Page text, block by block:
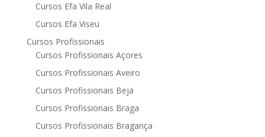
Cursos Efa Vila Real
Cursos Efa Viseu
Cursos Profissionais
Cursos Profissionais Açores
Cursos Profissionais Aveiro
Cursos Profissionais Beja
Cursos Profissionais Braga
Cursos Profissionais Bragança